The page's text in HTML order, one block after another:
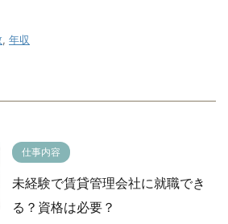
, 年収
仕事内容
未経験で賃貸管理会社に就職でき
る？資格は必要？